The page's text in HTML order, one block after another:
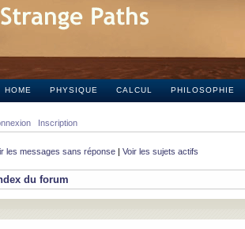
HOME PHYSIQUE CALCUL PHILOSOPHIE
Inscription
les messages sans réponse | Voir les sujets actifs
du forum